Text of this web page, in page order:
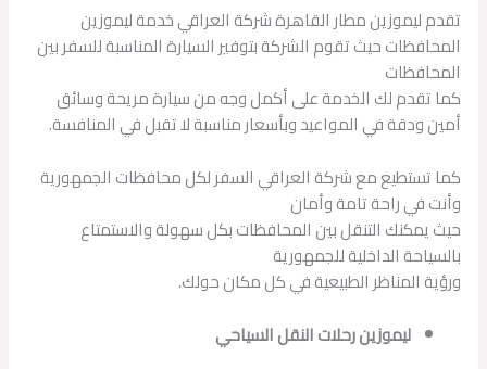
تقدم ليموزين مطار القاهرة شركة العراقي خدمة ليموزين
المحافظات حيث تقوم الشركة بتوفير السيارة المناسبة للسفر بين
المحافظات
كما تقدم لك الخدمة على أكمل وجه من سيارة مريحة وسائق
أمين ودقة في المواعيد وبأسعار مناسبة لا تقبل في المنافسة.
كما تستطيع مع شركة العراقي السفر لكل محافظات الجمهورية
وأنت في راحة تامة وأمان
حيث يمكنك التنقل بين المحافظات بكل سهولة والاستمتاع
بالسياحة الداخلية للجمهورية
ورؤية المناظر الطبيعية في كل مكان حولك.
ليموزين رحلات النقل السياحي